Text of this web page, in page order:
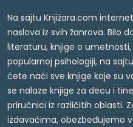
Na sajtu Knjižara.com
naslova iz svih žanrova. Bilo
literaturu, knjige o umetnosti,
popularnoj psihologiji, na
ćete naći sve knjige koje su
se nalaze knjige za decu i
priručnici iz različitih oblasti.
izdavačima, obezbeđujemo